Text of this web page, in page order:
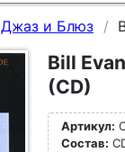
Джаз и Блюз
Bill
(CD)
Артикул:
Состав: